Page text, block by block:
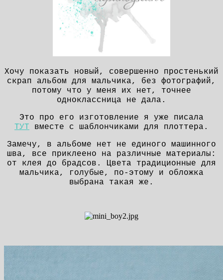
Хочу показать новый, совершенно простенький
скрап альбом для мальчика, без фотографий,
потому что у меня их нет, точнее
одноклассница не дала.
Это про его изготовление я уже писала
ТУТ вместе с шаблончиками для плоттера.
Замечу, в альбоме нет не единого машинного
шва, все приклеено на различные материалы:
от клея до брадсов. Цвета традиционные для
мальчика, голубые, по-этому и обложка
выбрана такая же.